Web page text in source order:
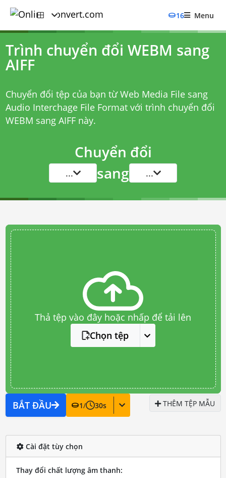
16 Menu
Trình chuyển đổi WEBM sang
AIFF
Chuyển đổi tệp của bạn từ Web Media File sang
Audio Interchage File Format với trình chuyển đổi
WEBM sang AIFFnày.
Chuyển đổi
... sang ...
Thả tệp vào đây hoặc nhấp để tải lên
Chọn tệp
BẮT ĐẦU 1/ 30s THÊM TỆP MẪU
Cài đặt tùy chọn
Thay đổi chất lượng âm thanh: